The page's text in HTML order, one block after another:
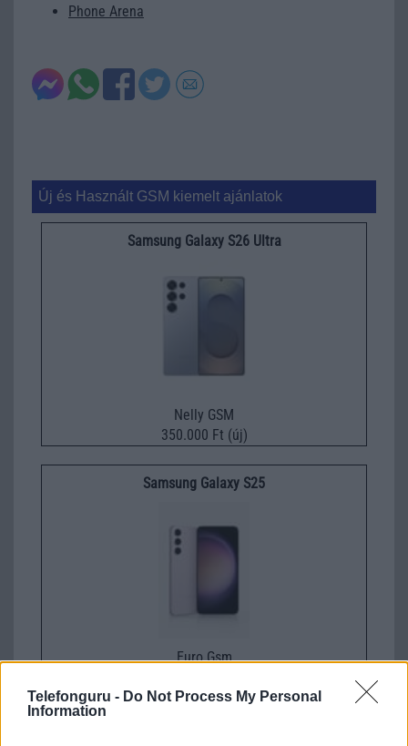
Telefonguru - Do Not Process My Personal
Information
Phone Arena
Új és Használt GSM kiemelt ajánlatok
Samsung Galaxy S26 Ultra
Nelly GSM
350.000 Ft (új)
Samsung Galaxy S25
Euro Gsm